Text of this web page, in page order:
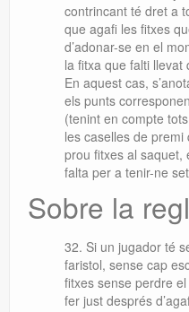
contrincant té dret a
que agafi les fitxes
d’adonar-se en el
la fitxa que falti
En aquest cas,
els punts
(tenint en compte
les caselles de premi
prou fitxes al saquet,
falta per a tenir-ne
Sobre la
Si un jugador té
faristol, sense cap
fitxes sense perdre
fer just després